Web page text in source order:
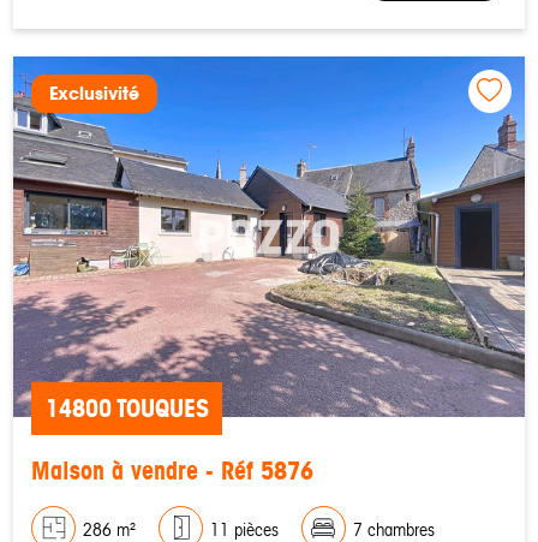
Exclusivité
14800 TOUQUES
Maison à vendre - Réf 5876
286 m² 11 pièces 7 chambres